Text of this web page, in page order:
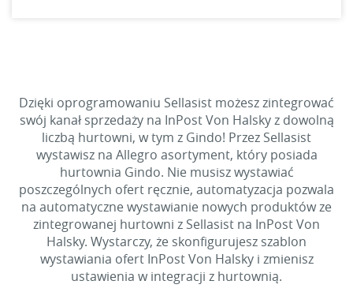
Dzięki oprogramowaniu Sellasist możesz zintegrować
swój kanał sprzedaży na InPost Von Halsky z dowolną
liczbą hurtowni, w tym z Gindo! Przez Sellasist
wystawisz na Allegro asortyment, który posiada
hurtownia Gindo. Nie musisz wystawiać
poszczególnych ofert ręcznie, automatyzacja pozwala
na automatyczne wystawianie nowych produktów ze
zintegrowanej hurtowni z Sellasist na InPost Von
Halsky. Wystarczy, że skonfigurujesz szablon
wystawiania ofert InPost Von Halsky i zmienisz
ustawienia w integracji z hurtownią.